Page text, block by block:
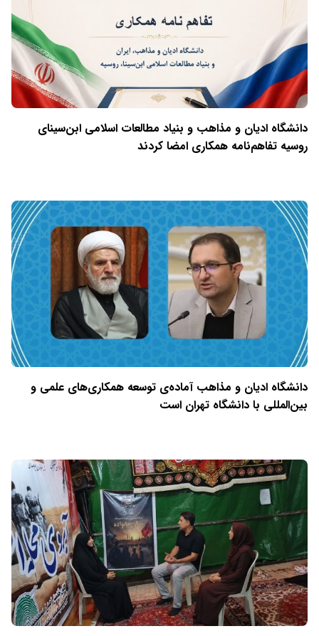
دانشگاه ادیان و مذاهب و بنیاد مطالعات اسلامی ابن‌سینای
روسیه تفاهم‌نامه همکاری امضا کردند
دانشگاه ادیان و مذاهب آماده‌ی توسعه همکاری‌های علمی و
بین‌المللی با دانشگاه تهران است